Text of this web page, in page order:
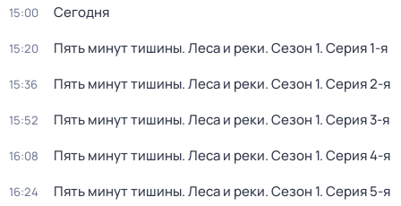
15:00 Сегодня
15:20 Пять минут тишины. Леса и реки. Сезон 1. Серия 1-я
15:36 Пять минут тишины. Леса и реки. Сезон 1. Серия 2-я
15:52 Пять минут тишины. Леса и реки. Сезон 1. Серия 3-я
16:08 Пять минут тишины. Леса и реки. Сезон 1. Серия 4-я
16:24 Пять минут тишины. Леса и реки. Сезон 1. Серия 5-я